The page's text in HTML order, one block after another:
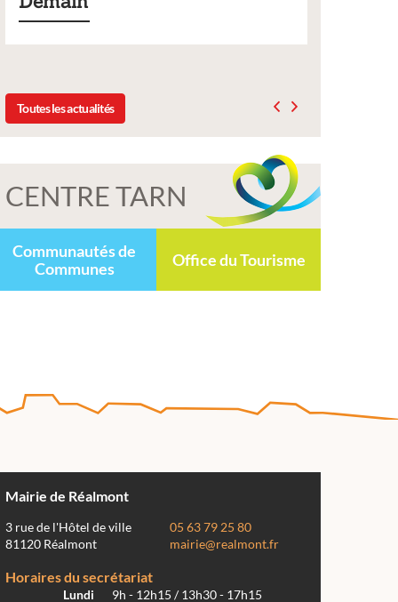
Liste des tarifs 2026 des services municipaux,
Toutes les actualités
CENTRE TARN
Communautés de
Communes
Office du Tourisme
Mairie de Réalmont
3 rue de l'Hôtel de ville
81120 Réalmont
05 63 79 25 80
mairie@realmont.fr
Horaires du secrétariat
Lundi 9h - 12h15 / 13h30 - 17h15